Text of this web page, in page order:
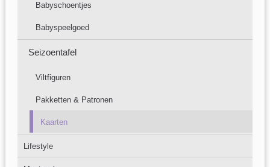
Babyschoentjes
Babyspeelgoed
Seizoentafel
Viltfiguren
Pakketten & Patronen
Kaarten
Lifestyle